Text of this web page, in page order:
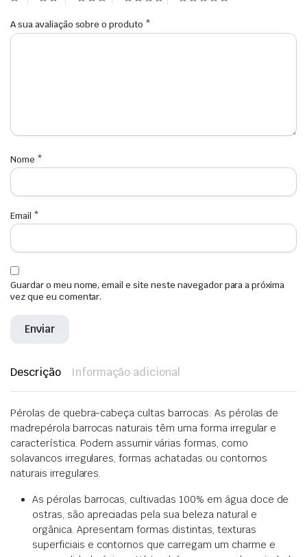
A sua avaliação sobre o produto *
Nome *
Email *
Guardar o meu nome, email e site neste navegador para a próxima
vez que eu comentar.
Descrição Informação adicional
Pérolas de quebra-cabeça cultas barrocas: As pérolas de
madrepérola barrocas naturais têm uma forma irregular e
característica. Podem assumir várias formas, como
solavancos irregulares, formas achatadas ou contornos
naturais irregulares.
As pérolas barrocas, cultivadas 100% em água doce de
ostras, são apreciadas pela sua beleza natural e
orgânica. Apresentam formas distintas, texturas
superficiais e contornos que carregam um charme e